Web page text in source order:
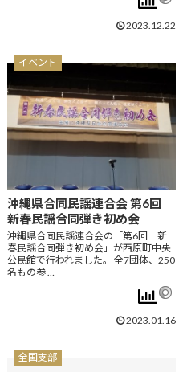
2023.12.22
イベント
沖縄県合同民謡連合会 第6回
新春民謡合同弾き初め会
沖縄県合同民謡連合会の「第6回 新
春民謡合同弾き初め会」が西原町中央
公民館で行われました。 全7団体、250
名もの参 …
2023.01.16
全国支部